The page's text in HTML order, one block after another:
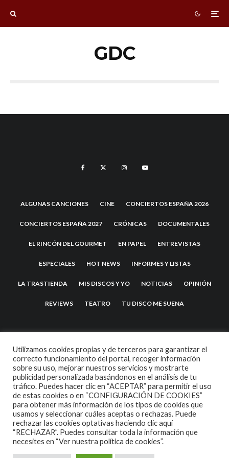
GDC
ALGUNAS CANCIONES CINE CONCIERTOS ESPAÑA 2026
CONCIERTOS ESPAÑA 2027 CRÓNICAS DOCUMENTALES
EL RINCÓN DEL GOURMET EN PAPEL ENTREVISTAS
ESPECIALES HOT NEWS INFORMES Y LISTAS
LA TRASTIENDA MIS DISCOS Y YO NOTICIAS OPINIÓN
REVIEWS TEATRO TU DISCO ME SUENA
2007 COPYRIGHT -CODETIPITHEME
Utilizamos cookies propias y de terceros para garantizar el
correcto funcionamiento del portal, recoger información
sobre su uso, mejorar nuestros servicios y mostrarte
publicidad personalizada basándonos en el análisis de tu
tráfico. Puedes hacer clic en “ACEPTAR” para permitir el uso
de estas cookies o en “CONFIGURACIÓN DE COOKIES”
para obtener más información de los tipos de cookies que
usamos y seleccionar cuáles aceptas o rechazas. Puede
rechazar las cookies optativas haciendo clic aquí
“RECHAZAR”. Puedes consultar toda la información que
necesites en “Ver nuestra política de cookies”.